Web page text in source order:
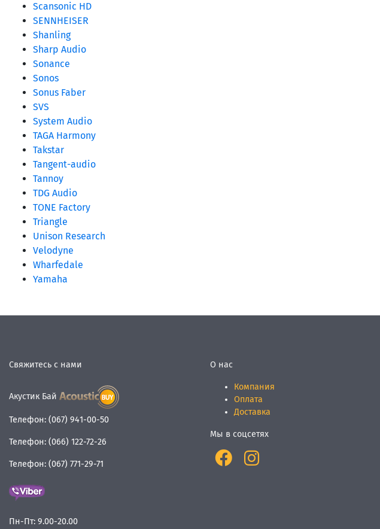
Scansonic HD
SENNHEISER
Shanling
Sharp Audio
Sonance
Sonos
Sonus Faber
SVS
System Audio
TAGA Harmony
Takstar
Tangent-audio
Tannoy
TDG Audio
TONE Factory
Triangle
Unison Research
Velodyne
Wharfedale
Yamaha
Свяжитесь с нами
Акустик Бай
Телефон: (067) 941-00-50
Телефон: (066) 122-72-26
Телефон: (067) 771-29-71
Пн-Пт: 9.00-20.00
О нас
Компания
Оплата
Доставка
Мы в соцсетях